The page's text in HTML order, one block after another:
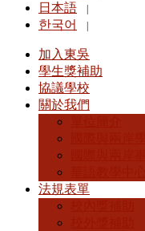
日本語
한국어
加入東吳
學生獎補助
協議學校
關於我們
法規表單